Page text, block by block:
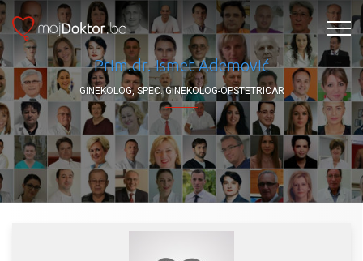
Prim.dr. Ismet Ademović
GINEKOLOG, SPEC. GINEKOLOG-OPSTETRICAR